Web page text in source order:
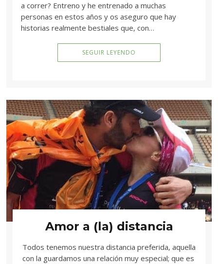
a correr? Entreno y he entrenado a muchas
personas en estos años y os aseguro que hay
historias realmente bestiales que, con…
SEGUIR LEYENDO
Amor a (la) distancia
Todos tenemos nuestra distancia preferida, aquella
con la guardamos una relación muy especial; que es